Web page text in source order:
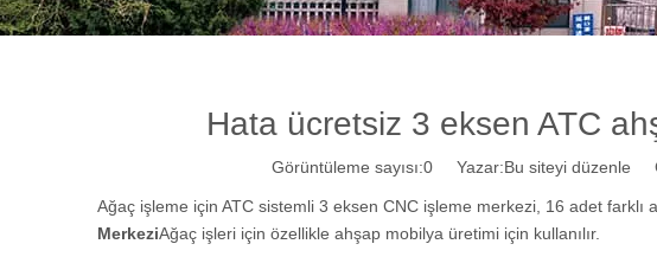
Hata ücretsiz 3 eksen ATC
Görüntüleme sayısı:0Yazar:Bu siteyi düzenle
Ağaç işleme için ATC sistemli 3 eksen CNC işleme merkezi, 16 adet farklı
MerkeziAğaç işleri için özellikle ahşap mobilya üretimi için kullanılır.